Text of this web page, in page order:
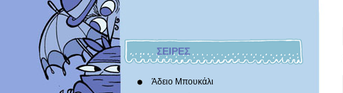
ΣΕΙΡΕΣ
Άδειο Μπουκάλι